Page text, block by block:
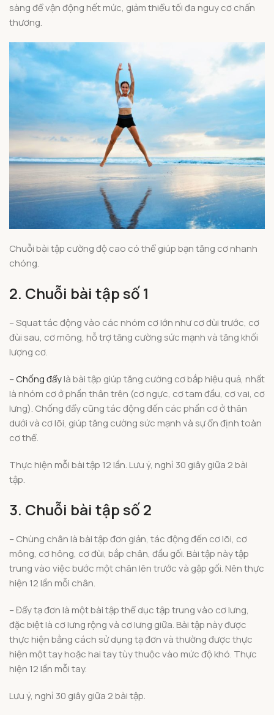
sàng để vận động hết mức, giảm thiểu tối đa nguy cơ chấn
thương.
Chuỗi bài tập cường độ cao có thể giúp bạn tăng cơ nhanh
chóng.
2. Chuỗi bài tập số 1
– Squat tác động vào các nhóm cơ lớn như cơ đùi trước, cơ
đùi sau, cơ mông, hỗ trợ tăng cường sức mạnh và tăng khối
lượng cơ.
–Chống đẩylà bài tập giúp tăng cường cơ bắp hiệu quả, nhất
là nhóm cơ ở phần thân trên (cơ ngực, cơ tam đầu, cơ vai, cơ
lưng). Chống đẩy cũng tác động đến các phần cơ ở thân
dưới và cơ lõi, giúp tăng cường sức mạnh và sự ổn định toàn
cơ thể.
Thực hiện mỗi bài tập 12 lần. Lưu ý, nghỉ 30 giây giữa 2 bài
tập.
3. Chuỗi bài tập số 2
– Chùng chân là bài tập đơn giản, tác động đến cơ lõi, cơ
mông, cơ hông, cơ đùi, bắp chân, đầu gối. Bài tập này tập
trung vào việc bước một chân lên trước và gập gối. Nên thực
hiện 12 lần mỗi chân.
– Đẩy tạ đơn là một bài tập thể dục tập trung vào cơ lưng,
đặc biệt là cơ lưng rộng và cơ lưng giữa. Bài tập này được
thực hiện bằng cách sử dụng tạ đơn và thường được thực
hiện một tay hoặc hai tay tùy thuộc vào mức độ khó. Thực
hiện 12 lần mỗi tay.
Lưu ý, nghỉ 30 giây giữa 2 bài tập.